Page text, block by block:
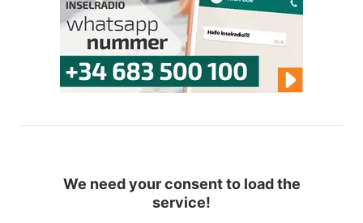
We need your consent to load the
service!